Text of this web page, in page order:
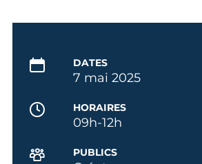
DATES
7 mai 2025
HORAIRES
09h-12h
PUBLICS